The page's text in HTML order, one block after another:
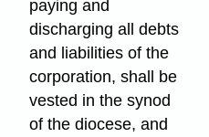
paying and
discharging all debts
and liabilities of the
corporation, shall be
vested in the synod
of the diocese, and